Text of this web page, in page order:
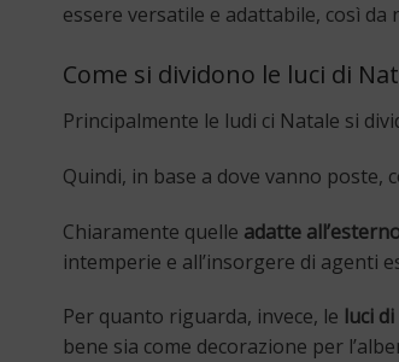
essere versatile e adattabile, così
Come si dividono le luci di
Principalmente le ludi ci Natale si
Quindi, in base a dove vanno poste,
Chiaramente quelle adatte
intemperie e all’insorgere di agenti
Per quanto riguarda, invece, le luci
bene sia come decorazione per